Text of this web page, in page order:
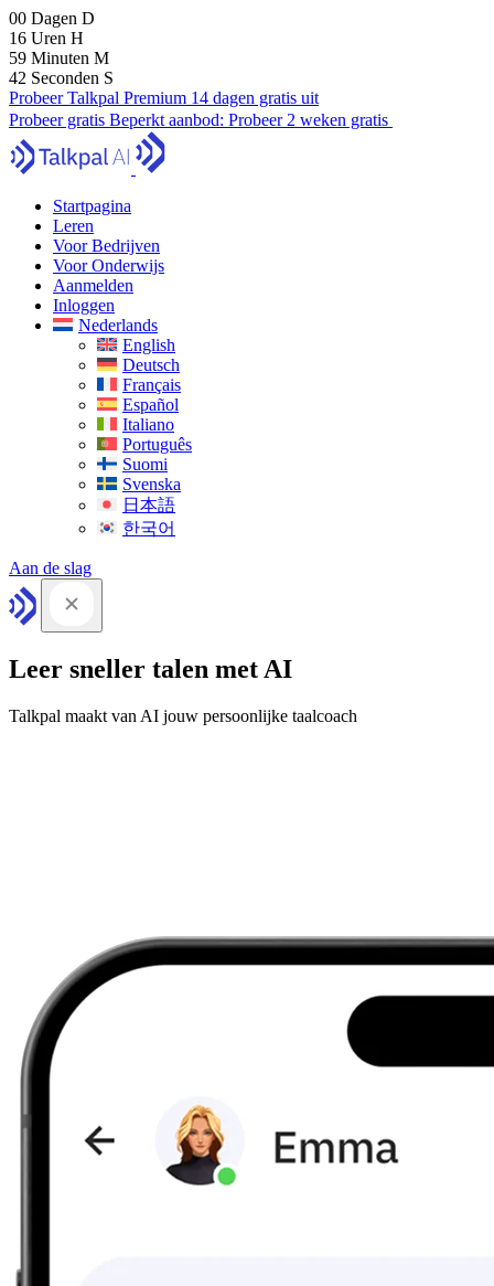
00 Dagen D
16 Uren H
59 Minuten M
41 Seconden S
Probeer Talkpal Premium 14 dagen gratis uit
Probeer gratis Beperkt aanbod: Probeer 2 weken gratis
Startpagina
Leren
Voor Bedrijven
Voor Onderwijs
Aanmelden
Inloggen
Nederlands
English
Deutsch
Français
Español
Italiano
Português
Suomi
Svenska
日本語
한국어
Aan de slag
Leer sneller talen met AI
Talkpal maakt van AI jouw persoonlijke taalcoach